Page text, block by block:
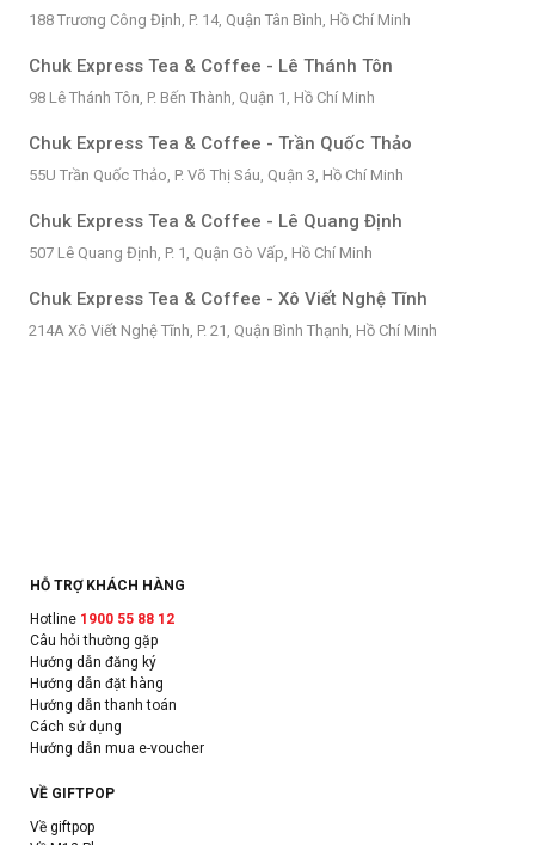
188 Trương Công Định, P. 14, Quận Tân Bình, Hồ Chí Minh
Chuk Express Tea & Coffee - Lê Thánh Tôn
98 Lê Thánh Tôn, P. Bến Thành, Quận 1, Hồ Chí Minh
Chuk Express Tea & Coffee - Trần Quốc Thảo
55U Trần Quốc Thảo, P. Võ Thị Sáu, Quận 3, Hồ Chí Minh
Chuk Express Tea & Coffee - Lê Quang Định
507 Lê Quang Định, P. 1, Quận Gò Vấp, Hồ Chí Minh
Chuk Express Tea & Coffee - Xô Viết Nghệ Tĩnh
214A Xô Viết Nghệ Tĩnh, P. 21, Quận Bình Thạnh, Hồ Chí Minh
HỖ TRỢ KHÁCH HÀNG
Hotline 1900 55 88 12
Câu hỏi thường gặp
Hướng dẫn đăng ký
Hướng dẫn đặt hàng
Hướng dẫn thanh toán
Cách sử dụng
Hướng dẫn mua e-voucher
VỀ GIFTPOP
Về giftpop